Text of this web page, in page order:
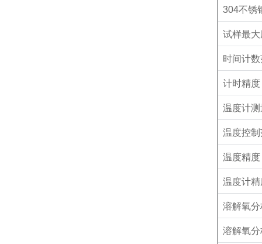
304不锈
试样最
时间计
计时精度
温度计
温度控
温度精度
温度计精
溶解氧
溶解氧